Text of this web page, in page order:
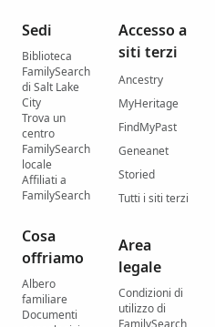
Sedi
Biblioteca
FamilySearch
di Salt Lake
City
Trova un
centro
FamilySearch
locale
Affiliati a
FamilySearch
Cosa
offriamo
Albero
familiare
Documenti
Accesso a
siti terzi
Ancestry
MyHeritage
FindMyPast
Geneanet
Storied
Tutti i siti terzi
Area
legale
Condizioni di
utilizzo di
FamilySearch